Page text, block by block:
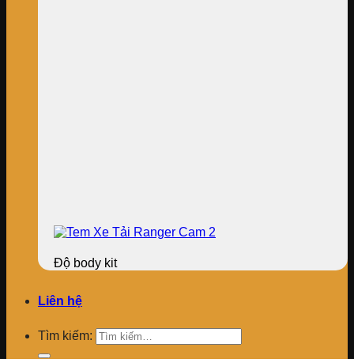
Độ body kit
Liên hệ
Tìm kiếm: